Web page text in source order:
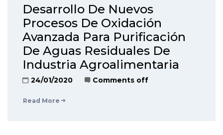
Desarrollo De Nuevos
Procesos De Oxidación
Avanzada Para Purificación
De Aguas Residuales De
Industria Agroalimentaria
24/01/2020 Comments off
Read More